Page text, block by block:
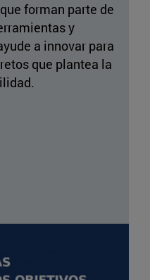
forman parte de
y
a innovar para
que plantea la